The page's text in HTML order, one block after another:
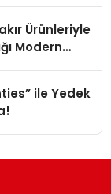
Ürünleriyle
Modern
ile Yedek